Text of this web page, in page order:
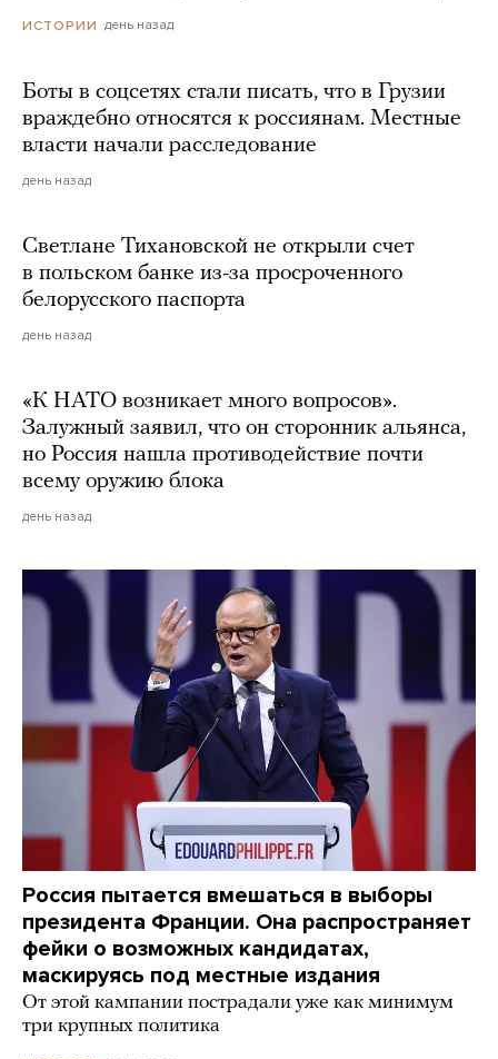
ИСТОРИИ день назад
Боты в соцсетях стали писать, что в Грузии
враждебно относятся к россиянам. Местные
власти начали расследование
день назад
Светлане Тихановской не открыли счет
в польском банке из-за просроченного
белорусского паспорта
день назад
«К НАТО возникает много вопросов».
Залужный заявил, что он сторонник альянса,
но Россия нашла противодействие почти
всему оружию блока
день назад
Россия пытается вмешаться в выборы
президента Франции. Она распространяет
фейки о возможных кандидатах,
маскируясь под местные издания
От этой кампании пострадали уже как минимум
три крупных политика